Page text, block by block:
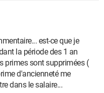
est-ce que je
la période des 1 an
primes sont supprimées (
d'ancienneté me
dans le salaire...